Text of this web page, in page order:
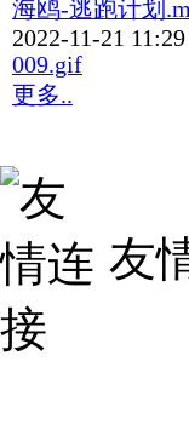
海鸥-逃跑计划
2022-11-21 11:29
009.gif
更多..
友